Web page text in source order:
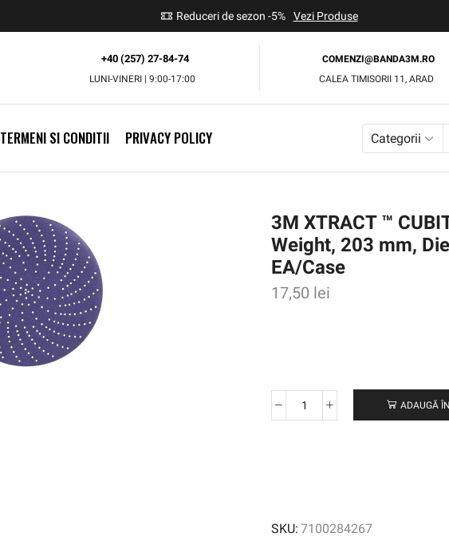
Reduceri de sezon -5% Vezi Produse
+40 (257) 27-84-74
LUNI-VINERI | 9:00-17:00
COMENZI@BANDA3M.RO
CALEA TIMISORII 11, ARAD
TERMENI SI CONDITII PRIVACY POLICY Categorii
3M XTRACT ™
Weight, 203 mm,
EA/Case
17,50 lei
Cantitate
ADAUGĂ
SKU: 7100284267